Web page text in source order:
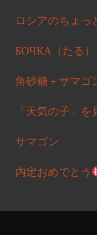
ロシアのちょっ
БОЧКА（たる）
角砂糖＋サマゴ
「天気の子」を
サマゴン
内定おめでとう